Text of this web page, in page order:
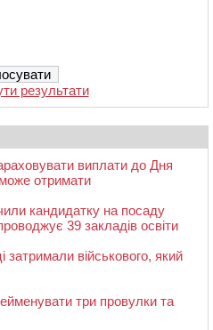
результати
виплати до Дня
може отримати
кандидатку на посаду
39 закладів освіти
військового, який
три провулки та